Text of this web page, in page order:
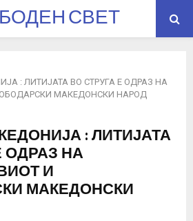
СВЕТ
: ЛИТИЈАТА ВО СТРУГА Е ОДРАЗ НА
МАКЕДОНСКИ НАРОД
: ЛИТИЈАТА
ОДРАЗ НА
И
МАКЕДОНСКИ